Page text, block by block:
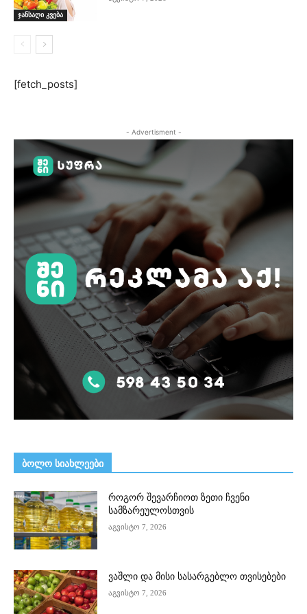
ჯანსაღი კვება
[fetch_posts]
- Advertisment -
ᲑᲝᲚᲝ ᲡᲘᲐᲮᲚᲔᲔᲑᲘ
როგორ შევარჩიოთ ზეთი ჩვენი
სამზარეულოსთვის
აგვისტო 7, 2026
ვაშლი და მისი სასარგებლო თვისებები
აგვისტო 7, 2026